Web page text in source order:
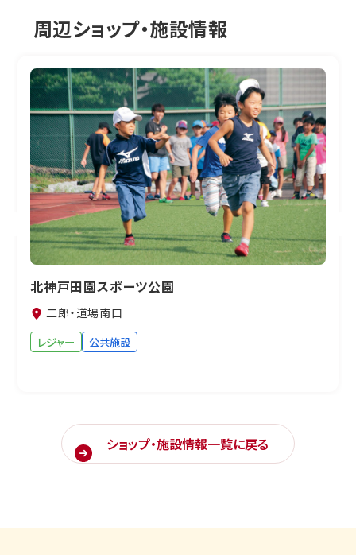
周辺ショップ・施設情報
北神戸田園スポーツ公園
二郎・道場南口
レジャー
公共施設
ショップ・施設情報一覧に戻る